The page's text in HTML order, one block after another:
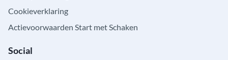
Cookieverklaring
Actievoorwaarden Start met Schaken
Social